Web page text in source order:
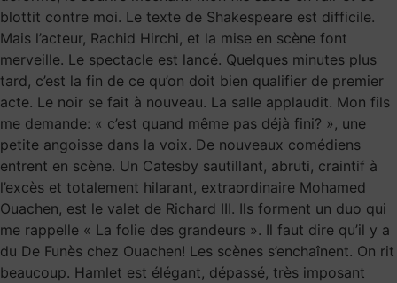
blottit contre moi. Le texte de Shakespeare est difficile.
Mais l’acteur, Rachid Hirchi, et la mise en scène font
merveille. Le spectacle est lancé. Quelques minutes plus
tard, c’est la fin de ce qu’on doit bien qualifier de premier
acte. Le noir se fait à nouveau. La salle applaudit. Mon fils
me demande: « c’est quand même pas déjà fini? », une
petite angoisse dans la voix. De nouveaux comédiens
entrent en scène. Un Catesby sautillant, abruti, craintif à
l’excès et totalement hilarant, extraordinaire Mohamed
Ouachen, est le valet de Richard III. Ils forment un duo qui
me rappelle « La folie des grandeurs ». Il faut dire qu’il y a
du De Funès chez Ouachen! Les scènes s’enchaînent. On rit
beaucoup. Hamlet est élégant, dépassé, très imposant